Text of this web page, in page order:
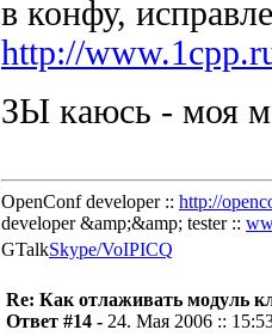
в конфу,
http://
ЗЫ каюсь - моя
OpenConf developer :: http://
developer &amp;&amp; tester ::
GTalkSkype/VoIPICQ
Re: Как отлаживать модуль
Ответ #14 - 24. Мая 2006 ::